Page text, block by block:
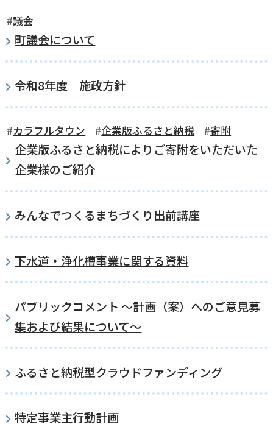
おくやみ
手続きガイド
横瀬町（町長） へのご意見等
暮らしの便利帳「わかる」
窓口案内
メニューを閉じる
議会
町議会について
令和8年度 施政方針
カラフルタウン 企業版ふるさと納税 寄附
企業版ふるさと納税によりご寄附をいただいた
企業様のご紹介
みんなでつくるまちづくり出前講座
下水道・浄化槽事業に関する資料
パブリックコメント ～計画（案）へのご意見募
集および結果について～
ふるさと納税型クラウドファンディング
特定事業主行動計画